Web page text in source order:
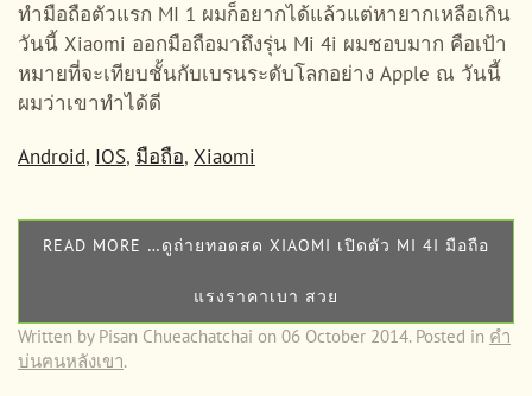
ทำมือถือตัวแรก MI 1 ผมก็อยากได้แล้วแต่หายากเหลือเกิน
วันนี้ Xiaomi ออกมือถือมาถึงรุ่น Mi 4i ผมชอบมาก คือเป้า
หมายที่จะเทียบชั้นกับเบรนระดับโลกอย่าง Apple ณ วันนี้
ผมว่าเขาทำได้ดี
Android, IOS, มือถือ, Xiaomi
READ MORE …ดูถ่ายทอดสด XIAOMI เปิดตัว MI 4I มือถือ
แรงราคาเบา สวย
Written by Pisan Chueachatchai on 06 October 2014. Posted in คำ
บ่นฅนหลังเขา.